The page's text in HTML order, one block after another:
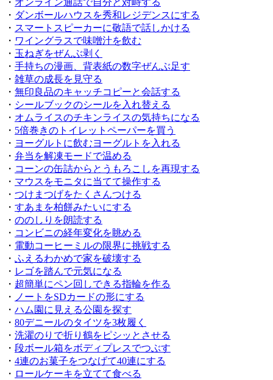
・ オンライン通話で自分と対峙する
・ ダンボールハウスを秀和レジデンスにする
・ スマートスピーカーに敬語で話しかける
・ ワイングラスで味噌汁を飲む
・ 玉ねぎをぜんぶ剥く
・ 手持ちの漫画、背表紙の数字ぜんぶ足す
・ 雑草の成長を見守る
・ 無印良品のキャッチコピーと会話する
・ シールブックのシールを入れ替える
・ オムライスのチキンライスの気持ちになる
・ 5倍巻きのトイレットペーパーを買う
・ ヨーグルトに飲むヨーグルトを入れる
・ 弁当を解凍モードで温める
・ コーンの缶詰からとうもろこしを再現する
・ マウスをモニタに当てて操作する
・ つけまつげをたくさんつける
・ すあまを柏餅みたいにする
・ ののしりを朗読する
・ コンビニの経年変化を眺める
・ 電動コーヒーミルの限界に挑戦する
・ ふえるわかめで家を破壊する
・ レゴを踏んで元気になる
・ 超簡単にペン回しできる指輪を作る
・ ノートをSDカードの形にする
・ ハム園に見える公園を探す
・ 80デニールのタイツを3枚履く
・ 洗濯のりで折り鶴をピシッとさせる
・ 段ボール箱をボディプレスでつぶす
・ 4連のお菓子をつなげて40連にする
・ ロールケーキを立てて食べる